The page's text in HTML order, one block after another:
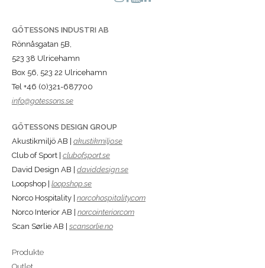
GÖTESSONS INDUSTRI AB
Rönnåsgatan 5B,
523 38 Ulricehamn
Box 56, 523 22 Ulricehamn
Tel +46 (0)321-687700
info@gotessons.se
GÖTESSONS DESIGN GROUP
Akustikmiljö AB | akustikmiljo.se
Club of Sport | clubofsport.se
David Design AB | daviddesign.se
Loopshop | loopshop.se
Norco Hospitality | norcohospitality.com
Norco Interior AB | norcointerior.com
Scan Sørlie AB | scansorlie.no
Produkte
Outlet